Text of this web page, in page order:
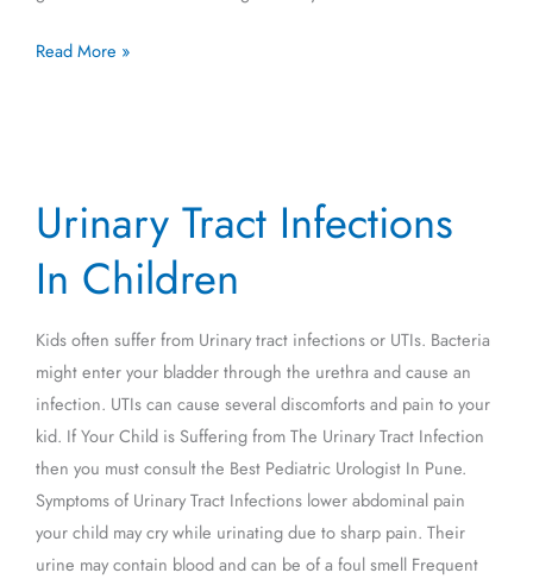
Read More »
Urinary Tract Infections
In Children
Kids often suffer from Urinary tract infections or UTIs. Bacteria
might enter your bladder through the urethra and cause an
infection. UTIs can cause several discomforts and pain to your
kid. If Your Child is Suffering from The Urinary Tract Infection
then you must consult the Best Pediatric Urologist In Pune.
Symptoms of Urinary Tract Infections lower abdominal pain
your child may cry while urinating due to sharp pain. Their
urine may contain blood and can be of a foul smell Frequent
Tract
Infections